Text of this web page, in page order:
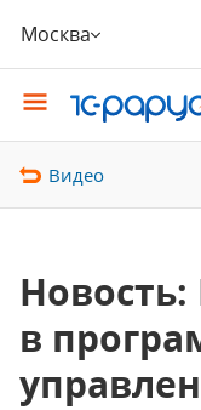
Москва
Видео
в